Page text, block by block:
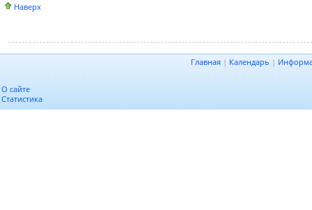
Наверх
Главная | Календарь |
О сайте
Статистика